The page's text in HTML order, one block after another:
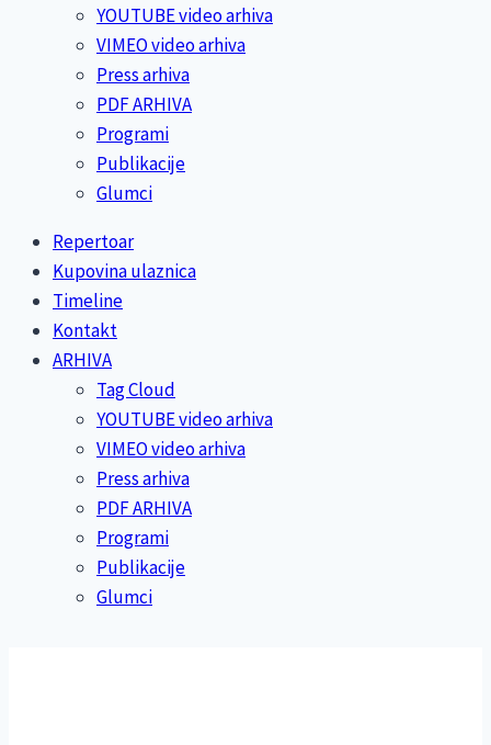
YOUTUBE video arhiva
VIMEO video arhiva
Press arhiva
PDF ARHIVA
Programi
Publikacije
Glumci
Repertoar
Kupovina ulaznica
Timeline
Kontakt
ARHIVA
Tag Cloud
YOUTUBE video arhiva
VIMEO video arhiva
Press arhiva
PDF ARHIVA
Programi
Publikacije
Glumci